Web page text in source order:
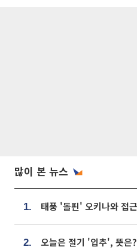
많이 본 뉴스
1.
2. 오늘은 절기 '입추', 뜻은?